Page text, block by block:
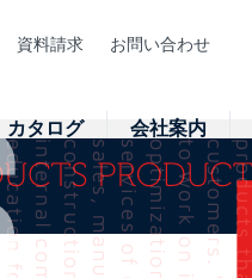
資料請求 お問い合わせ
カタログ 会社案内